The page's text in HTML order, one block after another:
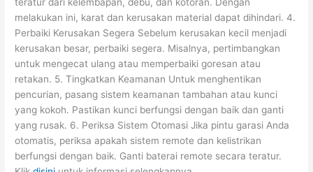
melakukan ini, karat dan kerusakan material dapat dihindari. 4.
Perbaiki Kerusakan Segera Sebelum kerusakan kecil menjadi
kerusakan besar, perbaiki segera. Misalnya, pertimbangkan
untuk mengecat ulang atau memperbaiki goresan atau
retakan. 5. Tingkatkan Keamanan Untuk menghentikan
pencurian, pasang sistem keamanan tambahan atau kunci
yang kokoh. Pastikan kunci berfungsi dengan baik dan ganti
yang rusak. 6. Periksa Sistem Otomasi Jika pintu garasi Anda
otomatis, periksa apakah sistem remote dan kelistrikan
berfungsi dengan baik. Ganti baterai remote secara teratur.